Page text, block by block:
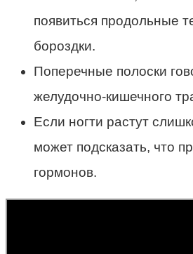
появиться продольные
бороздки.
Поперечные полоски
желудочно-кишечного
Если ногти растут
может подсказать, что
гормонов.